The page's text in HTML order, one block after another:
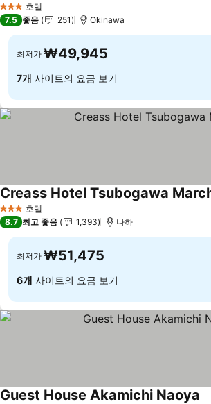
3 성급 호텔
7.5 좋음 251 Okinawa
최저가 ₩49,945
7개 사이트의 요금 보기
3 성급 호텔
Creass Hotel Tsubogawa
8.7 최고 좋음 1,393 나하
최저가 ₩51,475
6개 사이트의 요금 보기
Guest House Akamichi Naoya